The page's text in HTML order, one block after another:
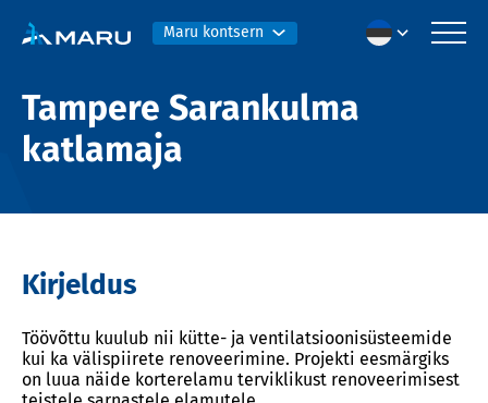
Maru kontsern
Tampere Sarankulma
katlamaja
Kirjeldus
Töövõttu kuulub nii kütte- ja ventilatsioonisüsteemide
kui ka välispiirete renoveerimine. Projekti eesmärgiks
on luua näide korterelamu terviklikust renoveerimisest